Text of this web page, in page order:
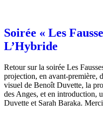
Soirée « Les
L’Hybride
Retour sur la soirée Les
projection, en avant-première,
visuel de Benoît Duvette, la
des Anges, et en introduction,
Duvette et Sarah Baraka.